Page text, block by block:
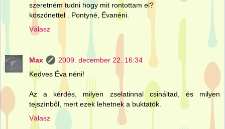
szeretném tudni hogy mit rontottam el?
köszönettel . Pontyné, Évanéni.
Válasz
Max
2009. december 22. 16:34
Kedves Éva néni!
Az a kérdés, milyen zselatinnal csináltad, és milyen
tejszínből, mert ezek lehetnek a buktatók.
Válasz